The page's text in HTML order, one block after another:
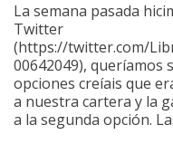
La semana pasada
Twitter
(https://twitter.com/
00642049), queríamos
opciones creíais que
a nuestra cartera y la
a la segunda opción.